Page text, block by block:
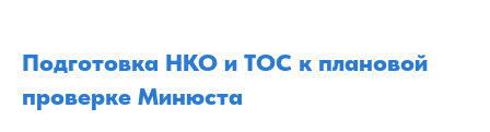
Подготовка НКО и ТОС к плановой
проверке Минюста